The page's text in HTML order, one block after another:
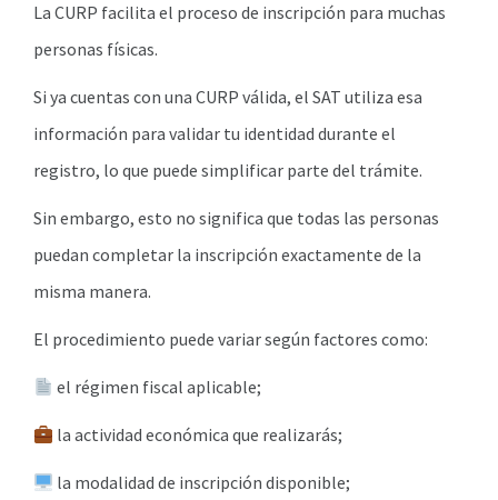
La CURP facilita el proceso de inscripción para muchas
personas físicas.
Si ya cuentas con una CURP válida, el SAT utiliza esa
información para validar tu identidad durante el
registro, lo que puede simplificar parte del trámite.
Sin embargo, esto no significa que todas las personas
puedan completar la inscripción exactamente de la
misma manera.
El procedimiento puede variar según factores como:
el régimen fiscal aplicable;
la actividad económica que realizarás;
la modalidad de inscripción disponible;